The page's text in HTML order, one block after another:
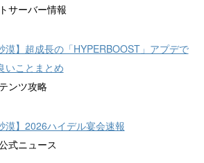
サーバー情報
漠】超成長の「HYPERBOOST」アプデで
いことまとめ
ンツ攻略
漠】2026ハイデル宴会速報
式ニュース